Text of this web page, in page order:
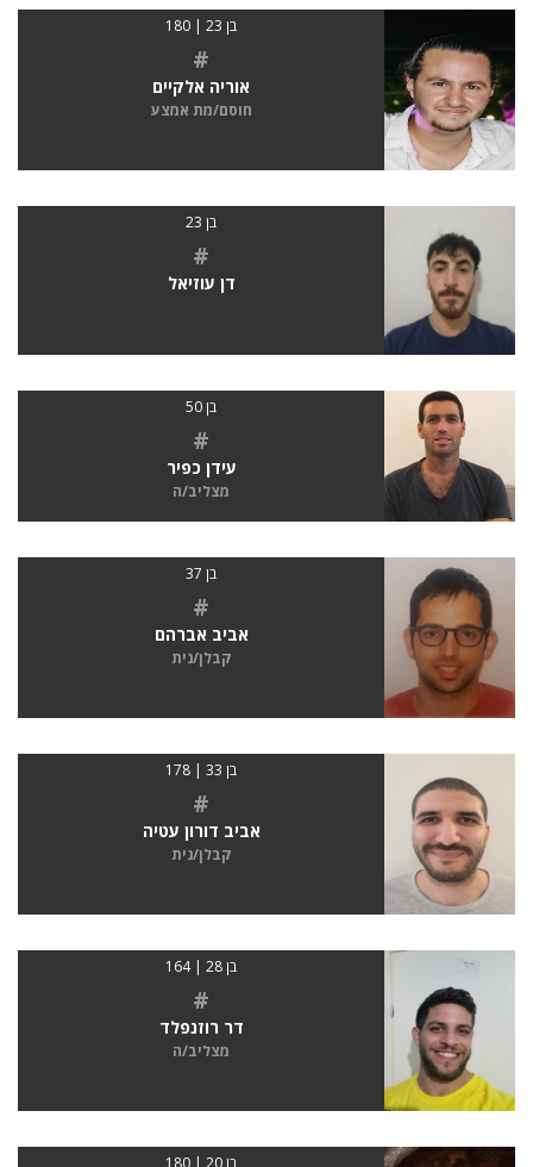
בן 23 | 180
#
אוריה אלקיים
חוסם/מת אמצע
בן 23
#
דן עוזיאל
בן 50
#
עידן כפיר
מצליב/ה
בן 37
#
אביב אברהם
קבלן/נית
בן 33 | 178
#
אביב דורון עטיה
קבלן/נית
בן 28 | 164
#
דר רוזנפלד
מצליב/ה
בן 20 | 180